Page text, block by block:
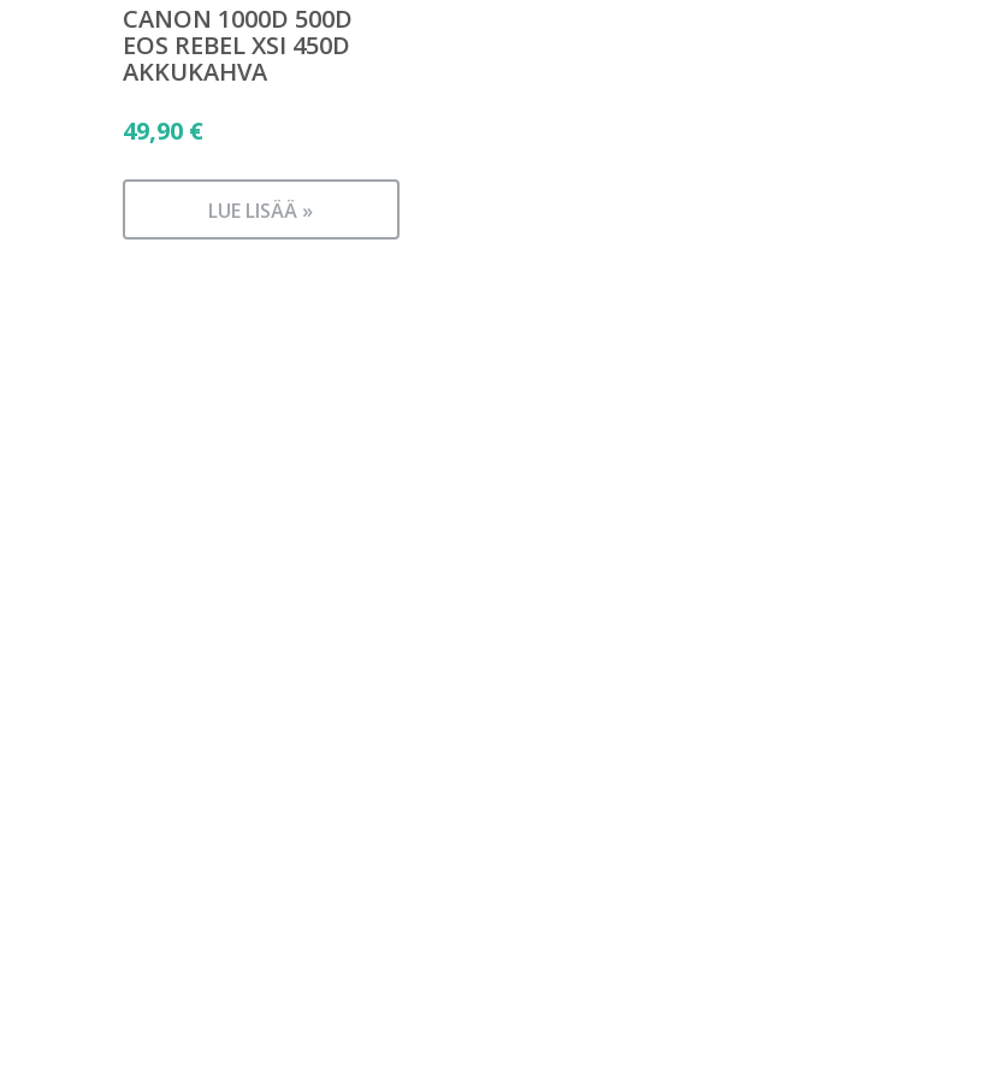
CANON 1000D 500D
EOS REBEL XSI 450D
AKKUKAHVA
49,90 €
LUE LISÄÄ »